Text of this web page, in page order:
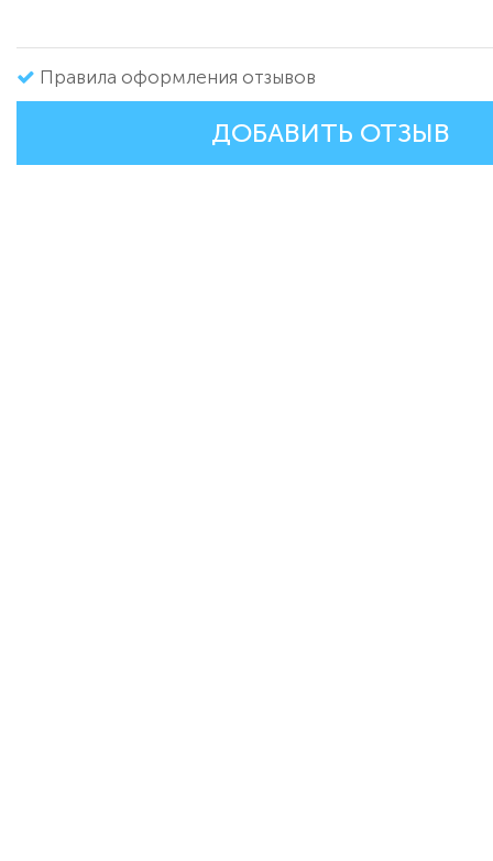
Правила оформления отзывов
ДОБАВИТЬ ОТЗЫВ